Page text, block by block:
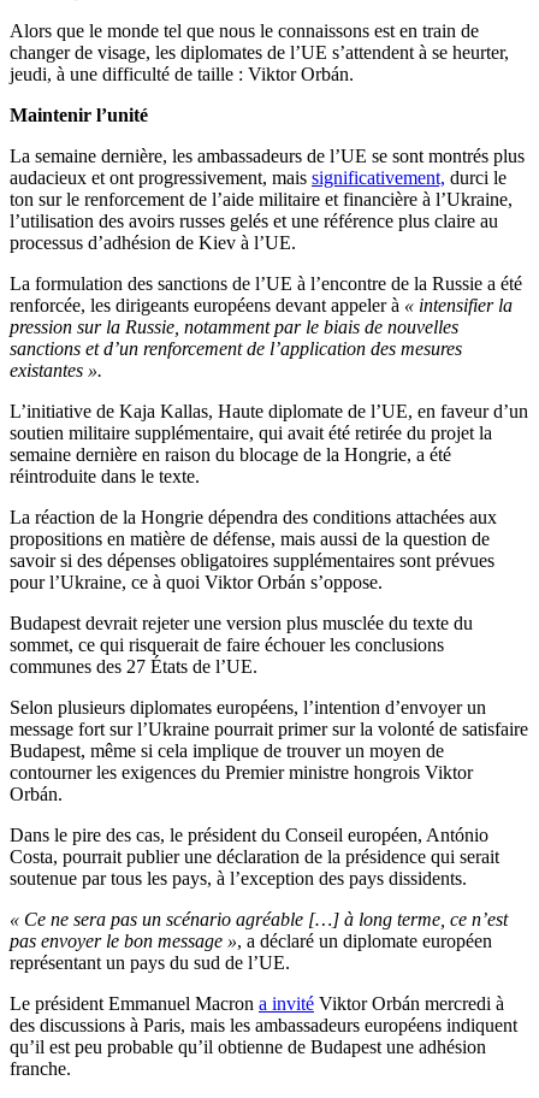
Alors que le monde tel que nous le connaissons est en train de
changer de visage, les diplomates de l’UE s’attendent à se heurter,
jeudi, à une difficulté de taille : Viktor Orbán.
Maintenir l’unité
La semaine dernière, les ambassadeurs de l’UE se sont montrés plus
audacieux et ont progressivement, mais significativement, durci le
ton sur le renforcement de l’aide militaire et financière à l’Ukraine,
l’utilisation des avoirs russes gelés et une référence plus claire au
processus d’adhésion de Kiev à l’UE.
La formulation des sanctions de l’UE à l’encontre de la Russie a été
renforcée, les dirigeants européens devant appeler à « intensifier la
pression sur la Russie, notamment par le biais de nouvelles
sanctions et d’un renforcement de l’application des mesures
existantes ».
L’initiative de Kaja Kallas, Haute diplomate de l’UE, en faveur d’un
soutien militaire supplémentaire, qui avait été retirée du projet la
semaine dernière en raison du blocage de la Hongrie, a été
réintroduite dans le texte.
La réaction de la Hongrie dépendra des conditions attachées aux
propositions en matière de défense, mais aussi de la question de
savoir si des dépenses obligatoires supplémentaires sont prévues
pour l’Ukraine, ce à quoi Viktor Orbán s’oppose.
Budapest devrait rejeter une version plus musclée du texte du
sommet, ce qui risquerait de faire échouer les conclusions
communes des 27 États de l’UE.
Selon plusieurs diplomates européens, l’intention d’envoyer un
message fort sur l’Ukraine pourrait primer sur la volonté de satisfaire
Budapest, même si cela implique de trouver un moyen de
contourner les exigences du Premier ministre hongrois Viktor
Orbán.
Dans le pire des cas, le président du Conseil européen, António
Costa, pourrait publier une déclaration de la présidence qui serait
soutenue par tous les pays, à l’exception des pays dissidents.
« Ce ne sera pas un scénario agréable […] à long terme, ce n’est
pas envoyer le bon message », a déclaré un diplomate européen
représentant un pays du sud de l’UE.
Le président Emmanuel Macron a invité Viktor Orbán mercredi à
des discussions à Paris, mais les ambassadeurs européens indiquent
qu’il est peu probable qu’il obtienne de Budapest une adhésion
franche.